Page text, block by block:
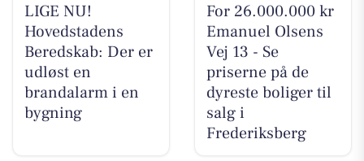
LIGE NU!
Hovedstadens
Beredskab: Der er
udløst en
brandalarm i en
bygning
For 26.000.000 kr
Emanuel Olsens
Vej 13 - Se
priserne på de
dyreste boliger til
salg i
Frederiksberg